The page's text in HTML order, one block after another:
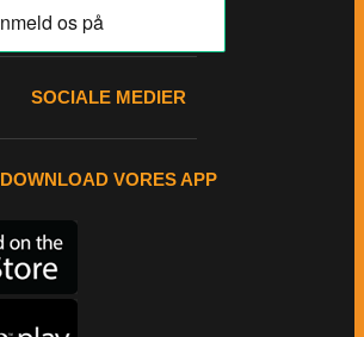
SOCIALE MEDIER
DOWNLOAD VORES APP